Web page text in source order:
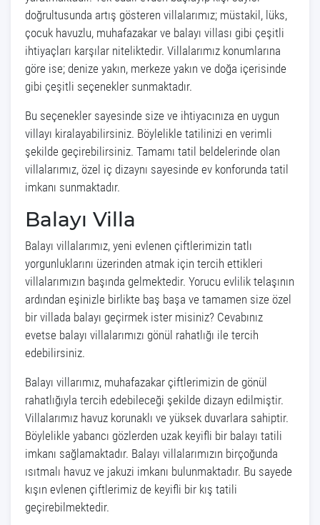
doğrultusunda artış gösteren villalarımız; müstakil, lüks,
çocuk havuzlu, muhafazakar ve balayı villası gibi çeşitli
ihtiyaçları karşılar niteliktedir. Villalarımız konumlarına
göre ise; denize yakın, merkeze yakın ve doğa içerisinde
gibi çeşitli seçenekler sunmaktadır.
Bu seçenekler sayesinde size ve ihtiyacınıza en uygun
villayı kiralayabilirsiniz. Böylelikle tatilinizi en verimli
şekilde geçirebilirsiniz. Tamamı tatil beldelerinde olan
villalarımız, özel iç dizaynı sayesinde ev konforunda tatil
imkanı sunmaktadır.
Balayı Villa
Balayı villalarımız, yeni evlenen çiftlerimizin tatlı
yorgunluklarını üzerinden atmak için tercih ettikleri
villalarımızın başında gelmektedir. Yorucu evlilik telaşının
ardından eşinizle birlikte baş başa ve tamamen size özel
bir villada balayı geçirmek ister misiniz? Cevabınız
evetse balayı villalarımızı gönül rahatlığı ile tercih
edebilirsiniz.
Balayı villarımız, muhafazakar çiftlerimizin de gönül
rahatlığıyla tercih edebileceği şekilde dizayn edilmiştir.
Villalarımız havuz korunaklı ve yüksek duvarlara sahiptir.
Böylelikle yabancı gözlerden uzak keyifli bir balayı tatili
imkanı sağlamaktadır. Balayı villalarımızın birçoğunda
ısıtmalı havuz ve jakuzi imkanı bulunmaktadır. Bu sayede
kışın evlenen çiftlerimiz de keyifli bir kış tatili
geçirebilmektedir.